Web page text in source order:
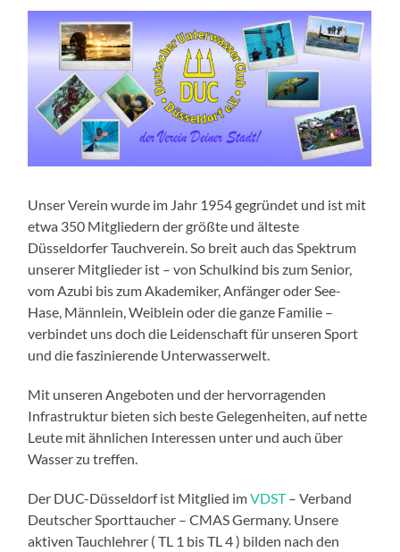
Unser Verein wurde im Jahr 1954 gegründet und ist mit
etwa 350 Mitgliedern der größte und älteste
Düsseldorfer Tauchverein. So breit auch das Spektrum
unserer Mitglieder ist – von Schulkind bis zum Senior,
vom Azubi bis zum Akademiker, Anfänger oder See-
Hase, Männlein, Weiblein oder die ganze Familie –
verbindet uns doch die Leidenschaft für unseren Sport
und die faszinierende Unterwasserwelt.
Mit unseren Angeboten und der hervorragenden
Infrastruktur bieten sich beste Gelegenheiten, auf nette
Leute mit ähnlichen Interessen unter und auch über
Wasser zu treffen.
Der DUC-Düsseldorf ist Mitglied imVDST– Verband
Deutscher Sporttaucher – CMAS Germany. Unsere
aktiven Tauchlehrer ( TL 1 bis TL 4 ) bilden nach den